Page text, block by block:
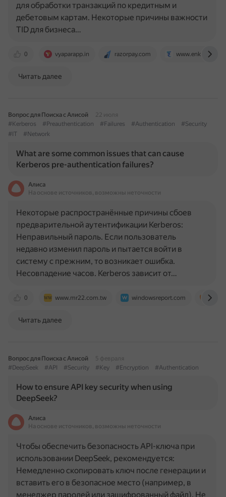
0 vyaparapp.in razorpay.com www.enkash.com
для обработки транзакций по кредитным и
дебетовым картам. Некоторые причины важности
TID для бизнеса…
Читать далее
Вопрос для Поиска с Алисой
22 июля
#Kerberos
#Preauthentication #Failures #Authentication
#Security
#IT
#Network
What are some common issues that can cause
Kerberos pre-authentication failures?
Алиса
На основе источников, возможны неточности
0 www.mr22.com.tw windowsreport.com
Некоторые распространённые причины сбоев
предварительной аутентификации Kerberos:
Неправильный пароль. Если пользователь
недавно изменил пароль и пытается войти в
систему с прежним, то возникает ошибка.
Несовпадение часов. Kerberos зависит от…
Читать далее
Вопрос для Поиска с Алисой
5 февраля
#DeepSeek
#API #Security #Key #Encryption #Authentication
How to ensure API key security when using
DeepSeek?
Алиса
На основе источников, возможны неточности
Чтобы обеспечить безопасность API-ключа при
использовании DeepSeek, рекомендуется:
Немедленно скопировать ключ после генерации и
вставить его в безопасное место (например, в
менеджер паролей или зашифрованный файл). Не